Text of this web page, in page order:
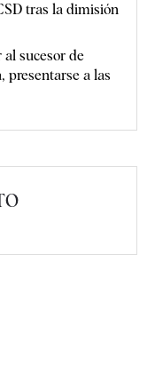
tras la dimisión
sucesor de
presentarse a las